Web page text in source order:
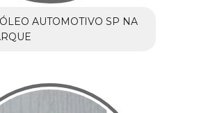
AUTOMOTIVO SP NA